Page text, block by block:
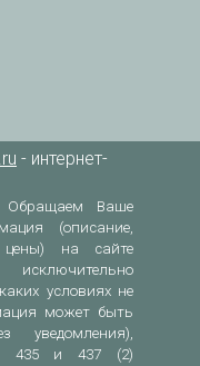
- интернет-
Обращаем Ваше
(описание,
цены) на сайте
условиях не
может быть
435 и 437 (2)